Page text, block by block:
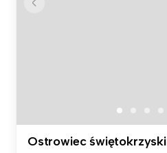
Ostrowiec świętokrzyski